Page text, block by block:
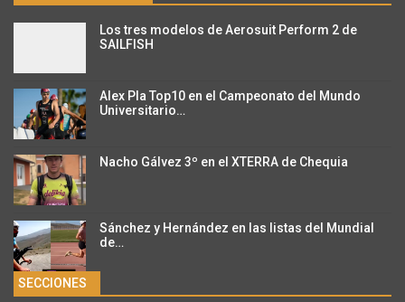
Los tres modelos de Aerosuit Perform 2 de
SAILFISH
Alex Pla Top10 en el Campeonato del Mundo
Universitario…
Nacho Gálvez 3º en el XTERRA de Chequia
Sánchez y Hernández en las listas del Mundial
de…
SECCIONES